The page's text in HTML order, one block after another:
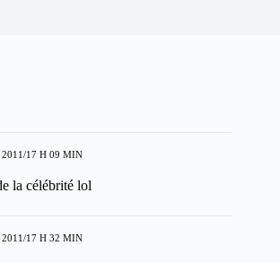
2011/17 H 09 MIN
la célébrité lol
2011/17 H 32 MIN